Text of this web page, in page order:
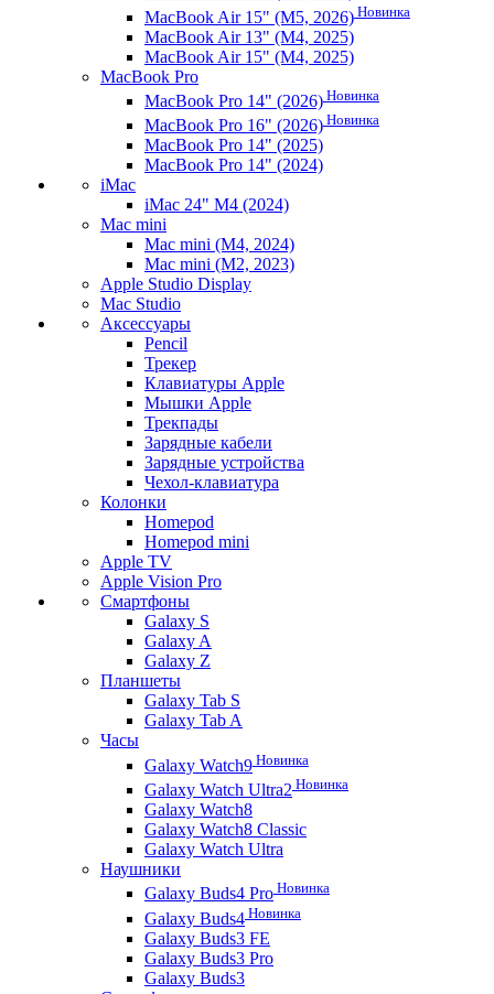
MacBook Air 15" (M5, 2026) Новинка
MacBook Air 13" (M4, 2025)
MacBook Air 15" (M4, 2025)
MacBook Pro
MacBook Pro 14" (2026) Новинка
MacBook Pro 16" (2026) Новинка
MacBook Pro 14" (2025)
MacBook Pro 14" (2024)
iMac
iMac 24" M4 (2024)
Mac mini
Mac mini (M4, 2024)
Mac mini (M2, 2023)
Apple Studio Display
Mac Studio
Аксессуары
Pencil
Трекер
Клавиатуры Apple
Мышки Apple
Трекпады
Зарядные кабели
Зарядные устройства
Чехол-клавиатура
Колонки
Homepod
Homepod mini
Apple TV
Apple Vision Pro
Смартфоны
Galaxy S
Galaxy A
Galaxy Z
Планшеты
Galaxy Tab S
Galaxy Tab A
Часы
Galaxy Watch9 Новинка
Galaxy Watch Ultra2 Новинка
Galaxy Watch8
Galaxy Watch8 Classic
Galaxy Watch Ultra
Наушники
Galaxy Buds4 Pro Новинка
Galaxy Buds4 Новинка
Galaxy Buds3 FE
Galaxy Buds3 Pro
Galaxy Buds3